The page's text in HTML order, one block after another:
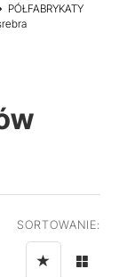
PÓŁFABRYKATY
SORTOWANIE: